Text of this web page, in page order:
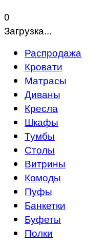
0
Загрузка...
Распродажа
Кровати
Матрасы
Диваны
Кресла
Шкафы
Тумбы
Столы
Витрины
Комоды
Пуфы
Банкетки
Буфеты
Полки